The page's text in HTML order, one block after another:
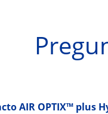
AIR OPTIX™ plus